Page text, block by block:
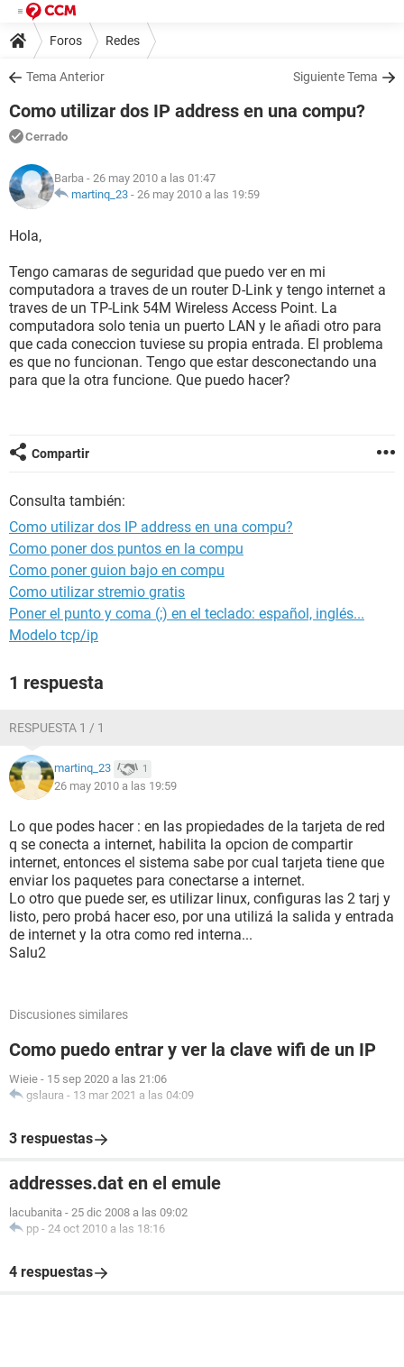
Foros Redes
Tema Anterior Siguiente Tema
Como utilizar dos IP address en una compu?
Cerrado
Barba - 26 may 2010 a las 01:47
martinq_23 - 26 may 2010 a las 19:59
Hola,
Tengo camaras de seguridad que puedo ver en mi
computadora a traves de un router D-Link y tengo internet a
traves de un TP-Link 54M Wireless Access Point. La
computadora solo tenia un puerto LAN y le añadi otro para
que cada coneccion tuviese su propia entrada. El problema
es que no funcionan. Tengo que estar desconectando una
para que la otra funcione. Que puedo hacer?
Compartir
Consulta también:
Como utilizar dos IP address en una compu?
Como poner dos puntos en la compu
Como poner guion bajo en compu
Como utilizar stremio gratis
Poner el punto y coma (;) en el teclado: español, inglés...
Modelo tcp/ip
1 respuesta
RESPUESTA 1 / 1
martinq_23 1
26 may 2010 a las 19:59
Lo que podes hacer : en las propiedades de la tarjeta de red
q se conecta a internet, habilita la opcion de compartir
internet, entonces el sistema sabe por cual tarjeta tiene que
enviar los paquetes para conectarse a internet.
Lo otro que puede ser, es utilizar linux, configuras las 2 tarj y
listo, pero probá hacer eso, por una utilizá la salida y entrada
de internet y la otra como red interna...
Salu2
Discusiones similares
Como puedo entrar y ver la clave wifi de un IP
Wieie - 15 sep 2020 a las 21:06
gslaura - 13 mar 2021 a las 04:09
3 respuestas
addresses.dat en el emule
lacubanita - 25 dic 2008 a las 09:02
pp - 24 oct 2010 a las 18:16
4 respuestas